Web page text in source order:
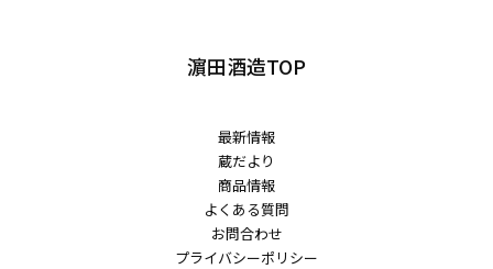
濵田酒造TOP
最新情報
蔵だより
商品情報
よくある質問
お問合わせ
プライバシーポリシー